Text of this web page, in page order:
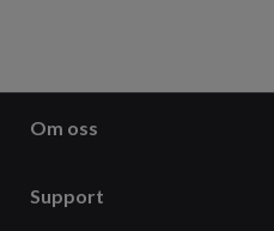
Om oss
Support